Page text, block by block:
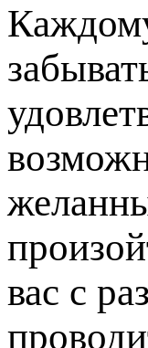
вас с